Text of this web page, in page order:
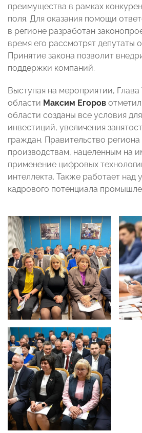
преимущества в рамках
поля. Для оказания помощи
в регионе разработан
время его рассмотрят депутаты
Принятие закона позволит
поддержки компаний.
Выступая на мероприятии,
области Максим Егоров
области созданы все условия
инвестиций, увеличения
граждан. Правительство
производствам, нацеленным на
применение цифровых
интеллекта. Также работает над
кадрового потенциала